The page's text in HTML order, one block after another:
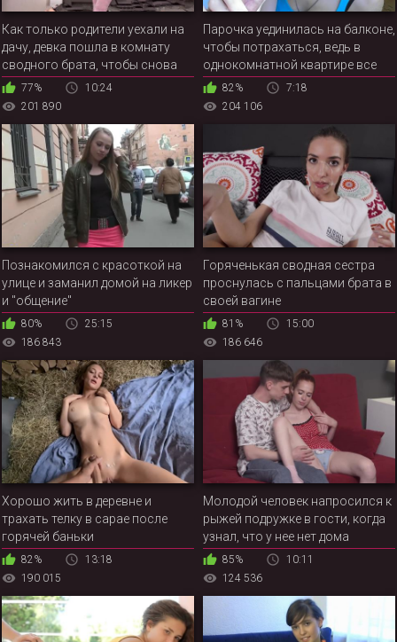
Как только родители уехали на
дачу, девка пошла в комнату
сводного брата, чтобы снова
получить его член в свои
ненасытные дырочки
77%
10:24
201 890
Парочка уединилась на балконе,
чтобы потрахаться, ведь в
однокомнатной квартире все
кровати были уже заняты
82%
7:18
204 106
Познакомился с красоткой на
улице и заманил домой на ликер
и "общение"
80%
25:15
186 843
Горяченькая сводная сестра
проснулась с пальцами брата в
своей вагине
81%
15:00
186 646
Хорошо жить в деревне и
трахать телку в сарае после
горячей баньки
82%
13:18
190 015
Молодой человек напросился к
рыжей подружке в гости, когда
узнал, что у нее нет дома
родителей
85%
10:11
124 536